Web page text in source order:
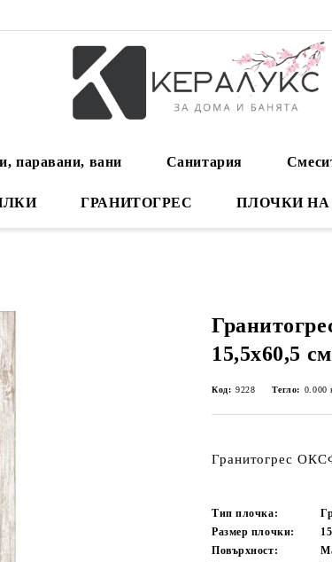
паравани, вани Санитария
ГРАНИТОГРЕС ПЛОЧКИ
15,5x60,5 см
Код: 9228 Тегло: 0.000
Гранитогрес
Тип плочка:
Размер плочки:
Повърхност: